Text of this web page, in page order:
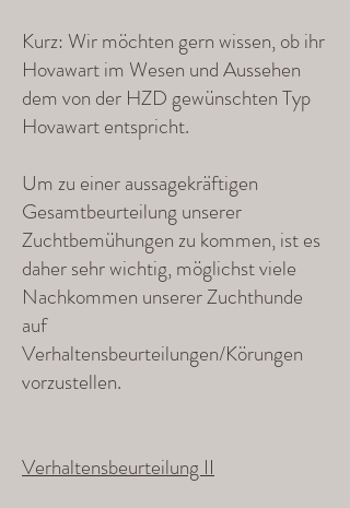
Kurz: Wir möchten gern wissen, ob ihr
Hovawart im Wesen und Aussehen
dem von der HZD gewünschten Typ
Hovawart entspricht.
Um zu einer aussagekräftigen
Gesamtbeurteilung unserer
Zuchtbemühungen zu kommen, ist es
daher sehr wichtig, möglichst viele
Nachkommen unserer Zuchthunde
auf
Verhaltensbeurteilungen/Körungen
vorzustellen.
Verhaltensbeurteilung II